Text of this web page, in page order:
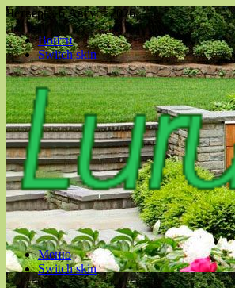
Четверг , 6 Август 2026
Войти
Switch skin
Меню
Switch skin